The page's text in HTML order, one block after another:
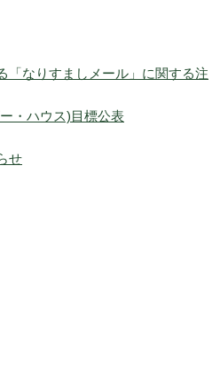
「なりすましメール」に関する注
・ハウス)目標公表
せ